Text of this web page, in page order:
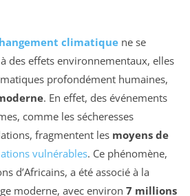
climatique ne se
des effets environnementaux, elles
profondément humaines,
. En effet, des événements
comme les sécheresses
fragmentent les moyens de
vulnérables. Ce phénomène,
d’Africains, a été associé à la
moderne, avec environ 7 millions